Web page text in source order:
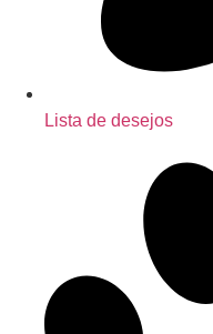
Lista de desejos